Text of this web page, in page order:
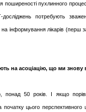
поширеності пухлинного
потребують
інформування лікарів (перш
на асоціацію, що ми знову
понад 50 років. І якщо
цього